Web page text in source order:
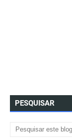
PESQUISAR